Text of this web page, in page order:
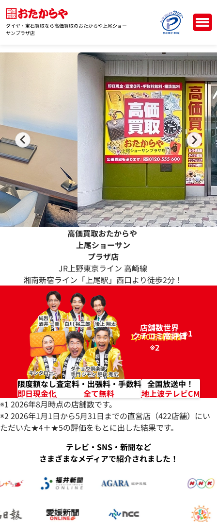
ダイヤ・宝石買取なら高価買取のおたからや上尾ショー
サンプラザ店
高価買取おたからや
上尾ショーサン
プラザ店
JR上野東京ライン 高崎線
湘南新宿ライン「上尾駅」西口より徒歩2分！
店舗数世界
1,940店舗突破！
※1
クチコミ高評価
96.2%
※2
限度額なし
即日現金化
査定料・出張料・手数料
全て無料
全国放送中！
地上波テレビCM
※1 2026年8月時点の店舗数です。
※2 2026年1月1日から5月31日までの直営店（422店舗）にい
ただいた★4＋★5の評価をもとに出した結果です。
テレビ・SNS・新聞など
さまざまなメディアで紹介されました！